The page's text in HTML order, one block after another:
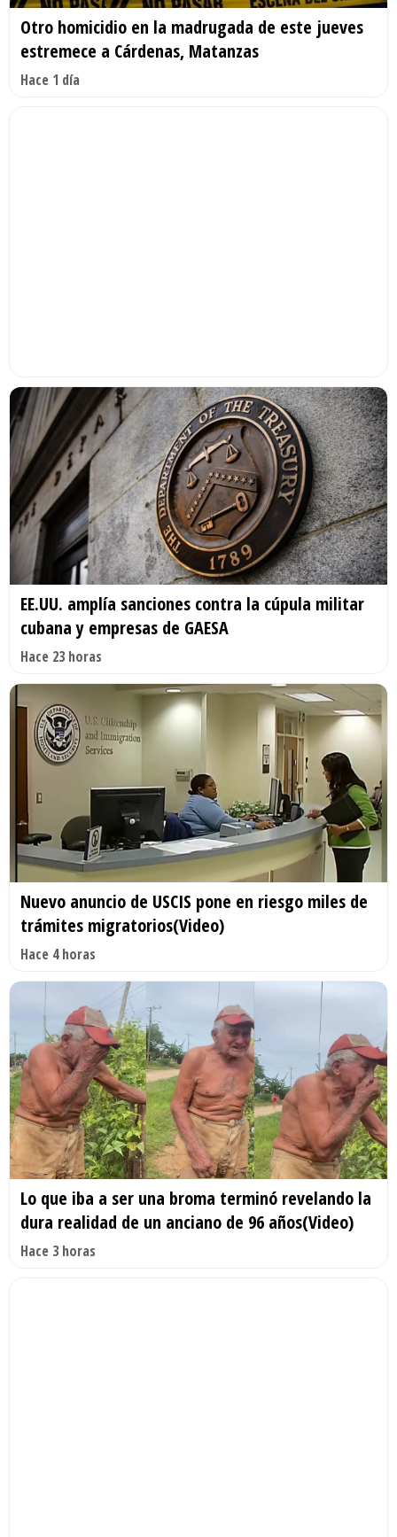
Otro homicidio en la madrugada de este jueves
estremece a Cárdenas, Matanzas
Hace 1 día
EE.UU. amplía sanciones contra la cúpula militar
cubana y empresas de GAESA
Hace 23 horas
Nuevo anuncio de USCIS pone en riesgo miles de
trámites migratorios(Video)
Hace 4 horas
Lo que iba a ser una broma terminó revelando la
dura realidad de un anciano de 96 años(Video)
Hace 3 horas